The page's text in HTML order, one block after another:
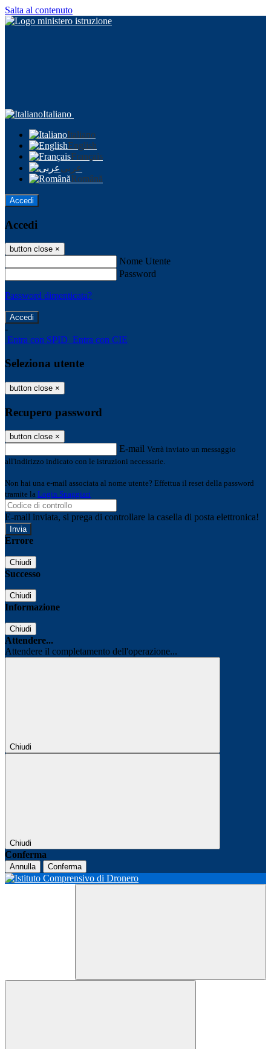
Salta al contenuto
Italiano
Italiano
English
Français
عربى
Română
Accedi
Accedi
button close ×
Nome Utente
Password
Password dimenticata?
-
Entra con SPID Entra con CIE
Seleziona utente
button close ×
Recupero password
button close ×
E-mail Verrà inviato un messaggio
all'indirizzo indicato con le istruzioni necessarie.
Non hai una e-mail associata al nome utente? Effettua il reset della password
tramite la Login Spaggiari
E-mail inviata, si prega di controllare la casella di posta elettronica!
Errore
Chiudi
Successo
Chiudi
Informazione
Chiudi
Attendere...
Attendere il completamento dell'operazione...
Chiudi
Chiudi
Conferma
Annulla Conferma